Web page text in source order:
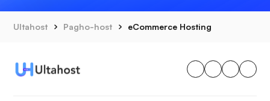
Ultahost Pagho-host eCommerce Hosting